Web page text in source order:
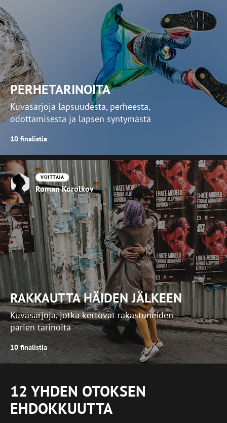
PERHETARINOITA
Kuvasarjoja lapsuudesta, perheestä,
odottamisesta ja lapsen syntymästä
10 finalistia
VOITTAJA
Roman Korolkov
RAKKAUTTA HÄIDEN JÄLKEEN
Kuvasarjoja, jotka kertovat rakastuneiden
parien tarinoita
10 finalistia
12 YHDEN OTOKSEN
EHDOKKUUTTA